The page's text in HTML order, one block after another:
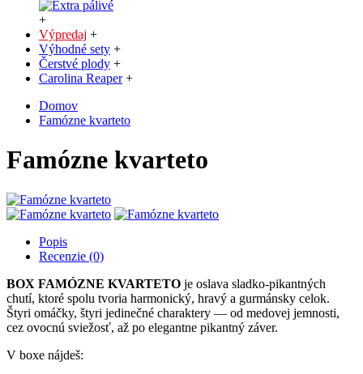
+
Výpredaj +
Výhodné sety +
Čerstvé plody +
Carolina Reaper +
Domov
Famózne kvarteto
Famózne kvarteto
Popis
Recenzie (0)
BOX FAMÓZNE KVARTETO je oslava sladko-pikantných
chutí, ktoré spolu tvoria harmonický, hravý a gurmánsky celok.
Štyri omáčky, štyri jedinečné charaktery — od medovej jemnosti,
cez ovocnú sviežosť, až po elegantne pikantný záver.
V boxe nájdeš: